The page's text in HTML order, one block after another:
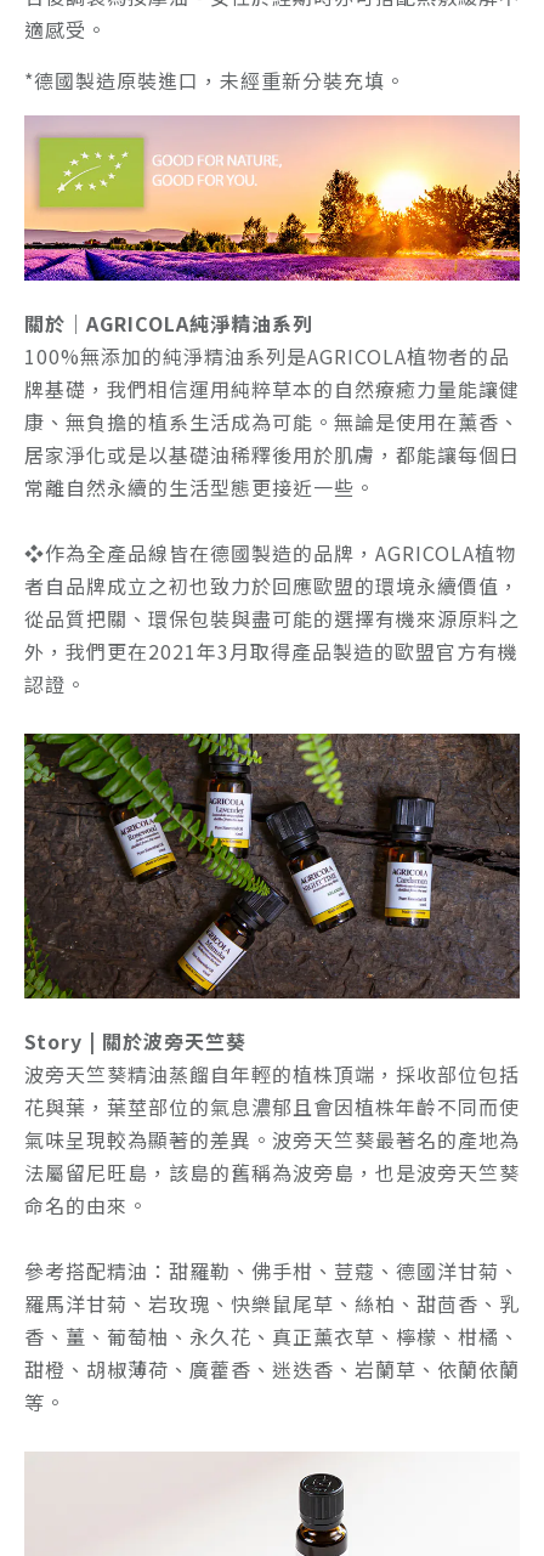
適感受。
*德國製造原裝進口，未經重新分裝充填。
關於｜AGRICOLA純淨精油系列
100%無添加的純淨精油系列是AGRICOLA植物者的品
牌基礎，我們相信運用純粹草本的自然療癒力量能讓健
康、無負擔的植系生活成為可能。無論是使用在薰香、
居家淨化或是以基礎油稀釋後用於肌膚，都能讓每個日
常離自然永續的生活型態更接近一些。
❖作為全產品線皆在德國製造的品牌，AGRICOLA植物
者自品牌成立之初也致力於回應歐盟的環境永續價值，
從品質把關、環保包裝與盡可能的選擇有機來源原料之
外，我們更在2021年3月取得產品製造的歐盟官方有機
認證。
Story | 關於波旁天竺葵
波旁天竺葵精油蒸餾自年輕的植株頂端，採收部位包括
花與葉，葉莖部位的氣息濃郁且會因植株年齡不同而使
氣味呈現較為顯著的差異。波旁天竺葵最著名的產地為
法屬留尼旺島，該島的舊稱為波旁島，也是波旁天竺葵
命名的由來。
參考搭配精油： 甜羅勒、佛手柑、荳蔻、德國洋甘菊、
羅馬洋甘菊、岩玫瑰、快樂鼠尾草、絲柏、甜茴香、乳
香、薑、葡萄柚、永久花、真正薰衣草、檸檬、柑橘、
甜橙、胡椒薄荷、廣藿香、迷迭香、岩蘭草、依蘭依蘭
等。